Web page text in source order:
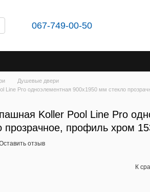
067-749-00-50
Душевые двери
Line Pro одноэлементная 900x1950 мм стекло
Koller Pool Line Pro
прозрачное, профиль хром
отзыв
К